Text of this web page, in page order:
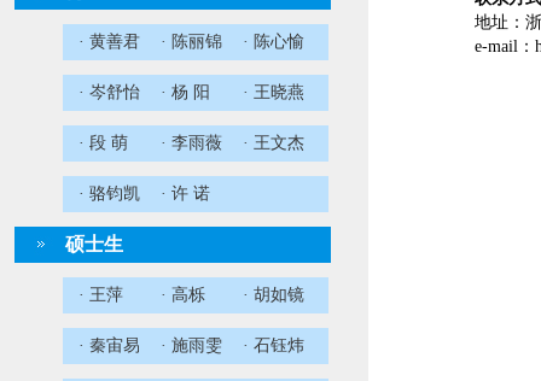
· 黄善君 · 陈丽锦 · 陈心愉
· 岑舒怡 · 杨 阳 · 王晓燕
· 段 萌 · 李雨薇 · 王文杰
· 骆钧凯 · 许 诺
硕士生
· 王萍 · 高栎 · 胡如镜
· 秦宙易 · 施雨雯 · 石钰炜
地址：
e-mail ：